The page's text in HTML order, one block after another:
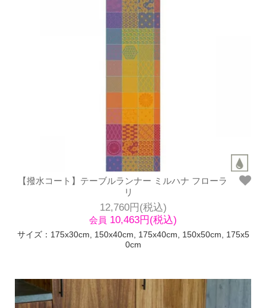
【撥水コート】テーブルランナー ミルハナ フローラ
リ
12,760円(税込)
会員 10,463円(税込)
サイズ：175x30cm, 150x40cm, 175x40cm, 150x50cm, 175x5
0cm